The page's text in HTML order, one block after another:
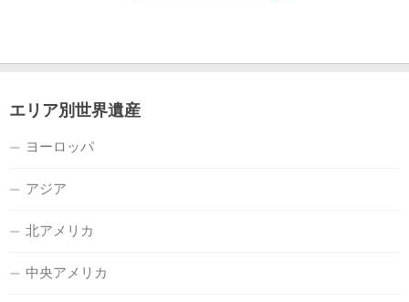
エリア別世界遺産
ヨーロッパ
アジア
北アメリカ
中央アメリカ